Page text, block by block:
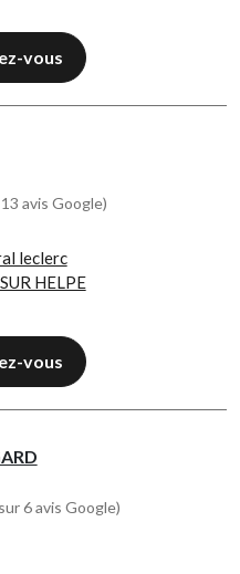
vous
avis Google)
leclerc
HELPE
vous
6 avis Google)